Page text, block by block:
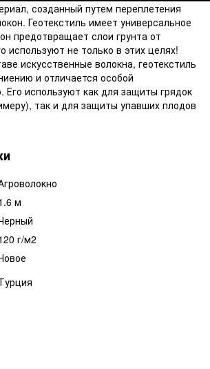
созданный путем переплетения
Геотекстиль имеет универсальное
предотвращает слои грунта от
используют не только в этих целях!
искусственные волокна, геотекстиль
и отличается особой
Его используют как для защиты грядок
так и для защиты упавших плодов
м
г/м2